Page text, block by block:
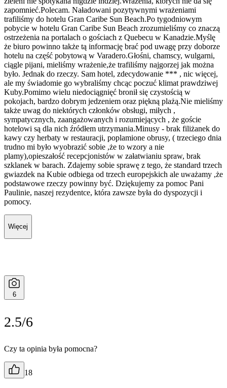
zapomnieć.Polecam. Naładowani pozytywnymi wrażeniami
trafiliśmy do hotelu Gran Caribe Sun Beach.Po tygodniowym
pobycie w hotelu Gran Caribe Sun Beach zrozumieliśmy co znaczą
ostrzeżenia na portalach o gościach z Quebecu w Kanadzie.Myślę
że biuro powinno także tą informację brać pod uwagę przy doborze
hotelu na część pobytową w Varadero.Głośni, chamscy, wulgarni,
ciągle pijani, mieliśmy wrażenie,że trafiliśmy najgorzej jak można
było. Jednak do rzeczy. Sam hotel, zdecydowanie *** , nic więcej,
ale my świadomie go wybraliśmy chcąc poczuć klimat prawdziwej
Kuby.Pomimo wielu niedociągnięć bronił się czystością w
pokojach, bardzo dobrym jedzeniem oraz piękną plażą.Nie mieliśmy
także uwag do niektórych członków obsługi, miłych ,
sympatycznych, zaangażowanych i rozumiejących , że goście
hotelowi są dla nich źródłem utrzymania.Minusy - brak filiżanek do
kawy czy herbaty w restauracji, poplamione obrusy, ( trzeciego dnia
trudno mi było wyobrazić sobie ,że to wzory a nie
plamy),opieszałość recepcjonistów w załatwianiu spraw, brak
szklanek w barach. Zdajemy sobie sprawę z tego, że standard trzech
gwiazdek na Kubie odbiega od trzech europejskich ale uważamy ,że
podstawowe rzeczy powinny być. Dziękujemy za pomoc Pani
Paulinie, naszej rezydentce, która zawsze była do dyspozycji i
pomocy.
Więcej
6
2.5/6
Czy ta opinia była pomocna?
18